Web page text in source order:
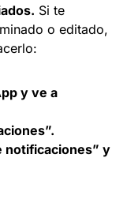
Si te
o editado,
y ve a
notificaciones” y